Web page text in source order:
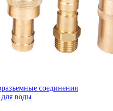
соединения
воды